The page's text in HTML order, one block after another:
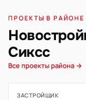
ПРОЕКТЫ В РАЙОНЕ
Сиксс
Все проекты района →
ЗАСТРОЙЩИК